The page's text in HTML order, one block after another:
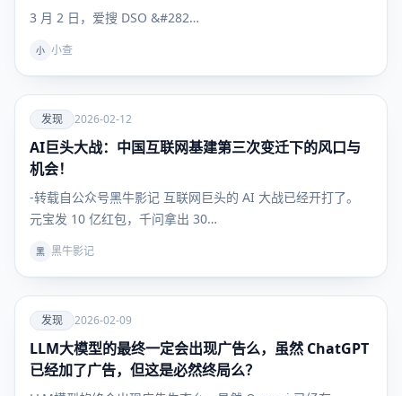
3 月 2 日，爱搜 DSO &#282…
小 小查
爱
发现
发现 2026-02-12
AI巨头大战：中国互联网基建第三次变迁下的风口与
机会！
-转载自公众号黑牛影记 互联网巨头的 AI 大战已经开打了。
元宝发 10 亿红包，千问拿出 30…
黑 黑牛影记
爱
发现
发现 2026-02-09
LLM大模型的最终一定会出现广告么，虽然 ChatGPT
已经加了广告，但这是必然终局么？